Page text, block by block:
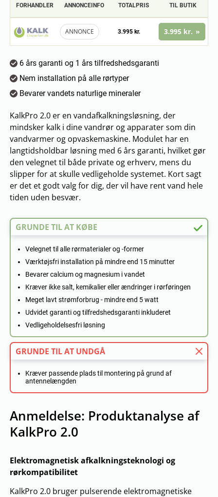
FORHANDLER ANNONCEINFO TOTALPRIS TIL BUTIK
ANNONCE 3.995 kr. 3.995 kr.
6 års garanti og 1 års tilfredshedsgaranti
Nem installation på alle rørtyper
Bevarer vandets naturlige mineraler
KalkPro 2.0 er en vandafkalkningsløsning, der
mindsker kalk i dine vandrør og apparater som din
vandvarmer og opvaskemaskine. Modulet har en
langtidsholdbar løsning med 6 års garanti, hvilket gør
den velegnet til både private og erhverv, mens du
slipper for at skulle vedligeholde systemet. Kort sagt
er det et godt valg for dig, der vil have rent vand hele
tiden uden besvær.
GRUNDE TIL AT KØBE
Velegnet til alle rørmaterialer og -former
Værktøjsfri installation på mindre end 15 minutter
Bevarer calcium og magnesium i vandet
Kræver ikke salt, kemikalier eller ændringer i rørføringen
Meget lavt strømforbrug - mindre end 5 watt
Udvidet garanti og tilfredshedsgaranti inkluderet
Vedligeholdelsesfri løsning
GRUNDE TIL AT UNDGÅ
Kræver passende plads til montering på grund af
antennelængden
Anmeldelse: Produktanalyse af
KalkPro 2.0
Elektromagnetisk afkalkningsteknologi og
rørkompatibilitet
KalkPro 2.0 bruger pulserende elektromagnetiske